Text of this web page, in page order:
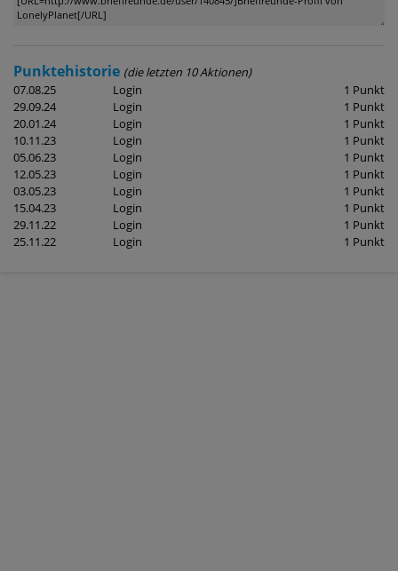
Punktehistorie (die letzten 10 Aktionen)
07.08.25
Login
1 Punkt
29.09.24
Login
1 Punkt
20.01.24
Login
1 Punkt
10.11.23
Login
1 Punkt
05.06.23
Login
1 Punkt
12.05.23
Login
1 Punkt
03.05.23
Login
1 Punkt
15.04.23
Login
1 Punkt
29.11.22
Login
1 Punkt
25.11.22
Login 1 Punkt